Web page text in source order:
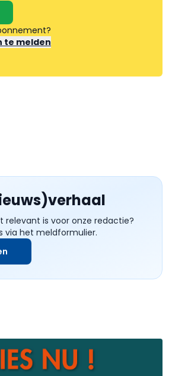
te melden
relevant is voor onze redactie?
via het meldformulier.